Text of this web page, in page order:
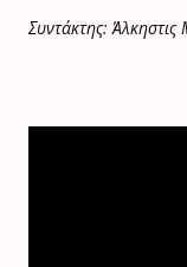
Συντάκτης: